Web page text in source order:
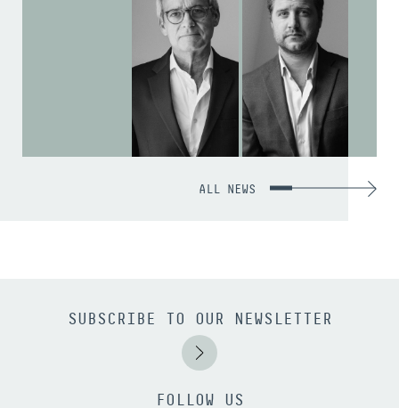
ALL NEWS
SUBSCRIBE TO OUR NEWSLETTER
FOLLOW US